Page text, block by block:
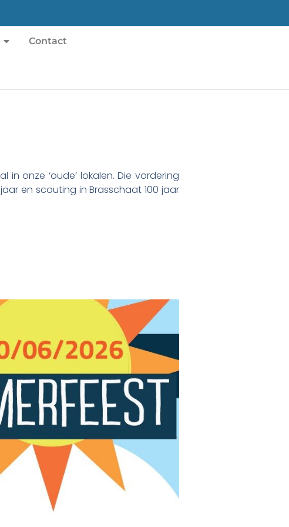
Contact
in onze ‘oude’ lokalen. Die vordering
en scouting in Brasschaat 100 jaar